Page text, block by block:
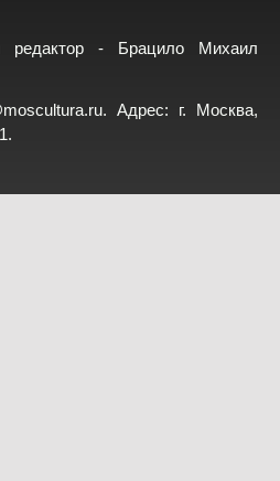
редактор - Брацило Михаил
. Адрес: г. Москва,